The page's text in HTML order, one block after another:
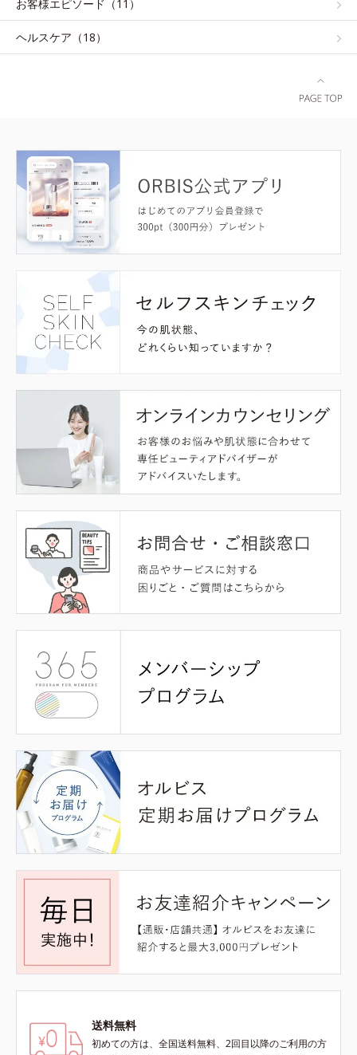
お客様エピソード（11）
ヘルスケア（18）
送料無料
初めての方は、全国送料無料、2回目以降のご利用の方